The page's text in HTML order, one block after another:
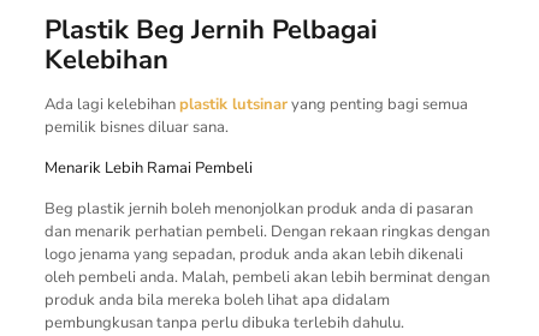
Plastik Beg Jernih Pelbagai
Kelebihan
Ada lagi kelebihanplastik lutsinaryang penting bagi semua
pemilik bisnes diluar sana.
Menarik Lebih Ramai Pembeli
Beg plastik jernih boleh menonjolkan produk anda di pasaran
dan menarik perhatian pembeli. Dengan rekaan ringkas dengan
logo jenama yang sepadan, produk anda akan lebih dikenali
oleh pembeli anda. Malah, pembeli akan lebih berminat dengan
produk anda bila mereka boleh lihat apa didalam
pembungkusan tanpa perlu dibuka terlebih dahulu.